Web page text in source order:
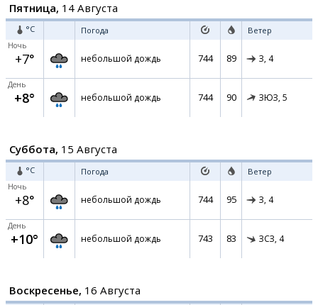
Пятница, 14 Августа
°C Погода Ветер
Ночь
+7° небольшой дождь 744 89 З, 4
День
+8° небольшой дождь 744 90 ЗЮЗ, 5
Суббота, 15 Августа
°C Погода Ветер
Ночь
+8° небольшой дождь 744 95 З, 4
День
+10° небольшой дождь 743 83 ЗСЗ, 4
Воскресенье, 16 Августа